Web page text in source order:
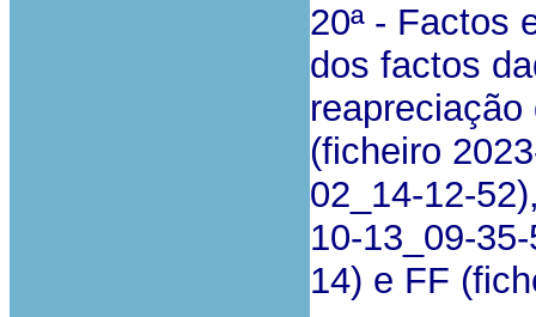
20ª - Factos
dos factos
(ficheiro
02_14-12-
10-13_09-
14) e FF